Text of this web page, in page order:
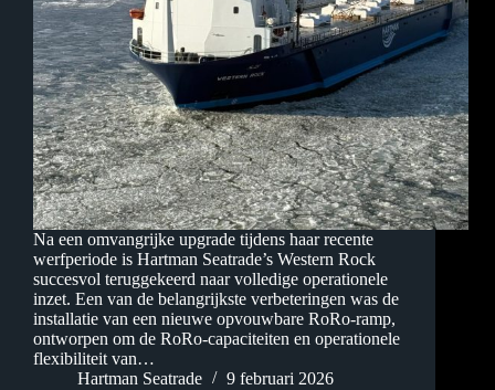
Na een omvangrijke upgrade tijdens haar recente
werfperiode is Hartman Seatrade’s Western Rock
succesvol teruggekeerd naar volledige operationele
inzet. Een van de belangrijkste verbeteringen was de
installatie van een nieuwe opvouwbare RoRo-ramp,
ontworpen om de RoRo-capaciteiten en operationele
flexibiliteit van…
Hartman Seatrade
9 februari 2026